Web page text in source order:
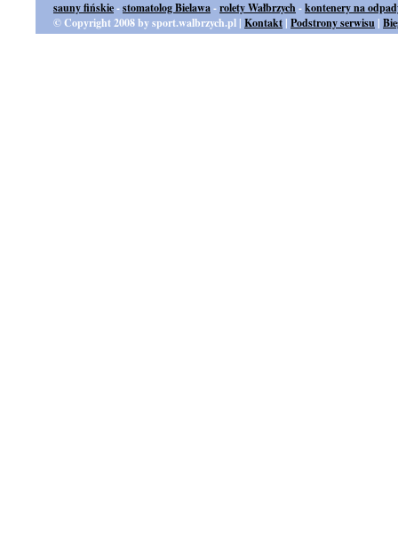
sauny fińskie-stomatolog Bielawa-rolety Wałbrzych-kontenery na
© Copyright 2008 by sport.walbrzych.pl | Kontakt | Podstrony serwisu |